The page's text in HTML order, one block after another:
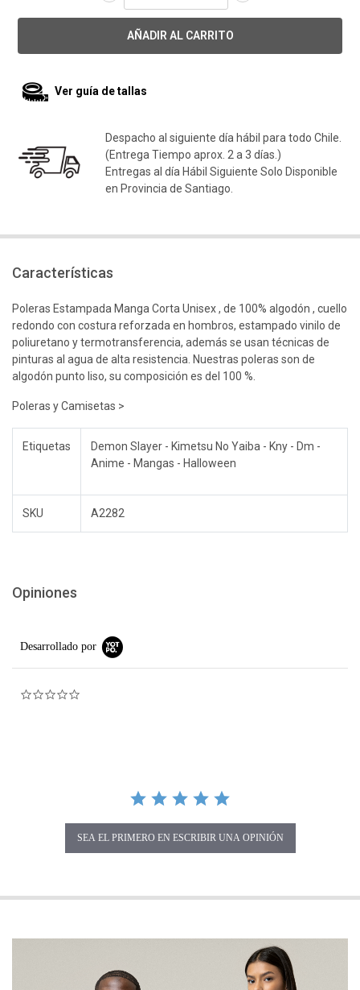
Ver guía de tallas
Despacho al siguiente día hábil para todo Chile.
(Entrega Tiempo aprox. 2 a 3 días.)
Entregas al día Hábil Siguiente Solo Disponible
en Provincia de Santiago.
Características
Poleras Estampada Manga Corta Unisex , de 100% algodón , cuello
redondo con costura reforzada en hombros, estampado vinilo de
poliuretano y termotransferencia, además se usan técnicas de
pinturas al agua de alta resistencia. Nuestras poleras son de
algodón punto liso, su composición es del 100 %.
Poleras y Camisetas >
Etiquetas
Demon Slayer - Kimetsu No Yaiba - Kny - Dm -
Anime - Mangas - Halloween
SKU A2282
Opiniones
Desarrollado por
SEA EL PRIMERO EN ESCRIBIR UNA OPINIÓN